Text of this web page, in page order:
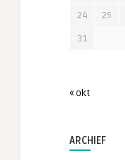
24
25
31
« okt
ARCHIEF